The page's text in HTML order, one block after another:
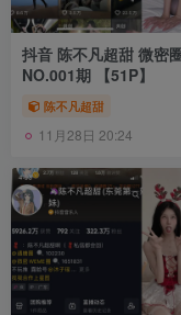
抖音 陈不凡超甜 微密
NO.001期 【51P】
陈不凡超甜
11月28日 20:24